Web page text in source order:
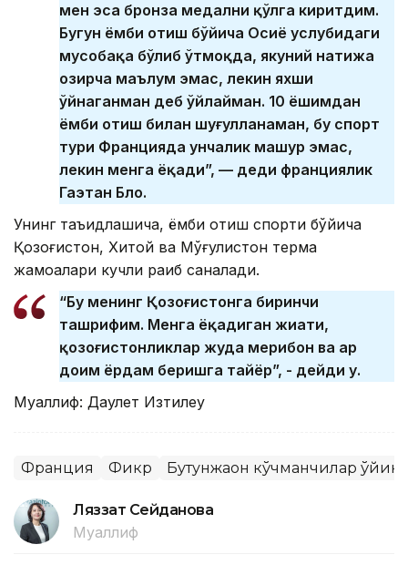
мен эса бронза медални қўлга киритдим.
Бугун ёмби отиш бўйича Осиё услубидаги
мусобақа бўлиб ўтмоқда, якуний натижа
ҳозирча маълум эмас, лекин яхши
ўйнаганман деб ўйлайман. 10 ёшимдан
ёмби отиш билан шуғулланаман, бу спорт
тури Францияда унчалик машҳур эмас,
лекин менга ёқади”, — деди франциялик
Гаэтан Бло.
Унинг таъқидлашича, ёмби отиш спорти бўйича
Қозоғистон, Хитой ва Мўғулистон терма
жамоалари кучли рақиб саналади.
“Бу менинг Қозоғистонга биринчи
ташрифим. Менга ёқадиган жиҳати,
қозоғистонликлар жуда меҳрибон ва ҳар
доим ёрдам беришга тайёр”, - дейди у.
Муаллиф: Даулет Изтилеу
Франция Фикр Бутунжаҳон кўчманчилар
Ляззат Сейданова
Муаллиф